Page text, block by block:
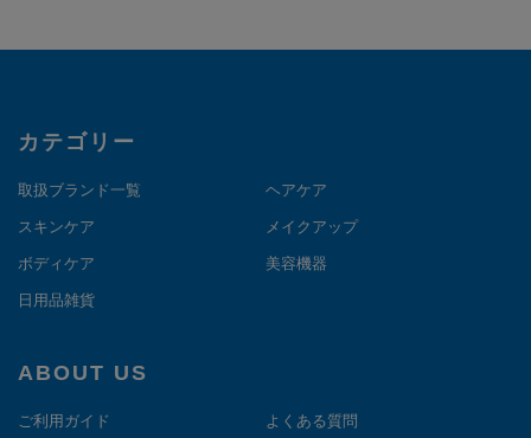
カテゴリー
取扱ブランド一覧 ヘアケア
スキンケア メイクアップ
ボディケア 美容機器
日用品雑貨
ABOUT US
ご利用ガイド よくある質問